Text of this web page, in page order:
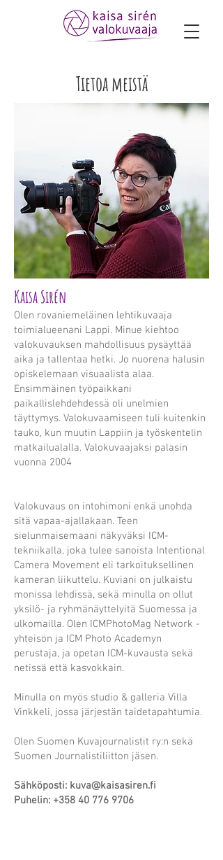
Tietoa meistä
Kaisa Sirén
Olen rovaniemeläinen lehtikuvaaja
toimialueenani Lappi. Minue kiehtoo
valokuvauksen mahdollisuus pysäyttää
aika ja tallentaa hetki. Jo nuorena halusin
opiskelemaan visuaalista alaa.
Ensimmäinen työpaikkani
paikallislehdehdessä oli unelmien
täyttymys. Valokuvaamiseen tuli kuitenkin
tauko, kun muutin Lappiin ja työskentelin
matkailualalla. Valokuvaajaksi palasin
vuonna 2004
Valokuvaus on intohimoni enkä unohda
sitä vapaa-ajallakaan. Teen
sielunmaisemaani näkyväksi ICM-
tekniikalla, joka tulee sanoista Intentional
Camera Movement eli tarkoituksellinen
kameran liikuttelu. Kuviani on julkaistu
monissa lehdissä, sekä minulla on ollut
yksilö- ja ryhmänäyttelyitä Suomessa ja
ulkomailla. Olen ICMPhotoMag Network -
yhteisön ja ICM Photo Academyn
perustaja, ja opetan ICM-kuvausta sekä
netissä että kasvokkain.
Minulla on myös studio & galleria Villa
Vinkkeli, jossa järjestän taidetapahtumia.
Olen Suomen Kuvajournalistit ry:n sekä
Suomen Journalistiliitton jäsen.
Sähköposti: kuva@kaisasiren.fi
Puhelin: +358 40 776 9706